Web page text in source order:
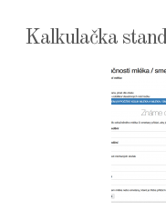
Kalkulačka